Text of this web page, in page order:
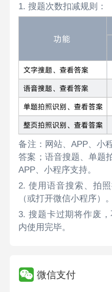
1. 搜题次数扣减规则：
备注：网站、APP、小
答案；语音搜题、单题
APP、小程序支持。
2. 使用语音搜索、拍
（或打开微信小程序）。
3. 搜题卡过期将作废
内使用完毕。
微信支付